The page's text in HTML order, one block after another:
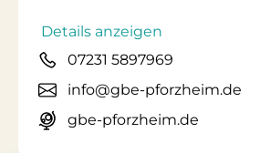
Details anzeigen
07231 5897969
info@gbe-pforzheim.de
gbe-pforzheim.de